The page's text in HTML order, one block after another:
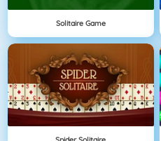
Solitaire Game